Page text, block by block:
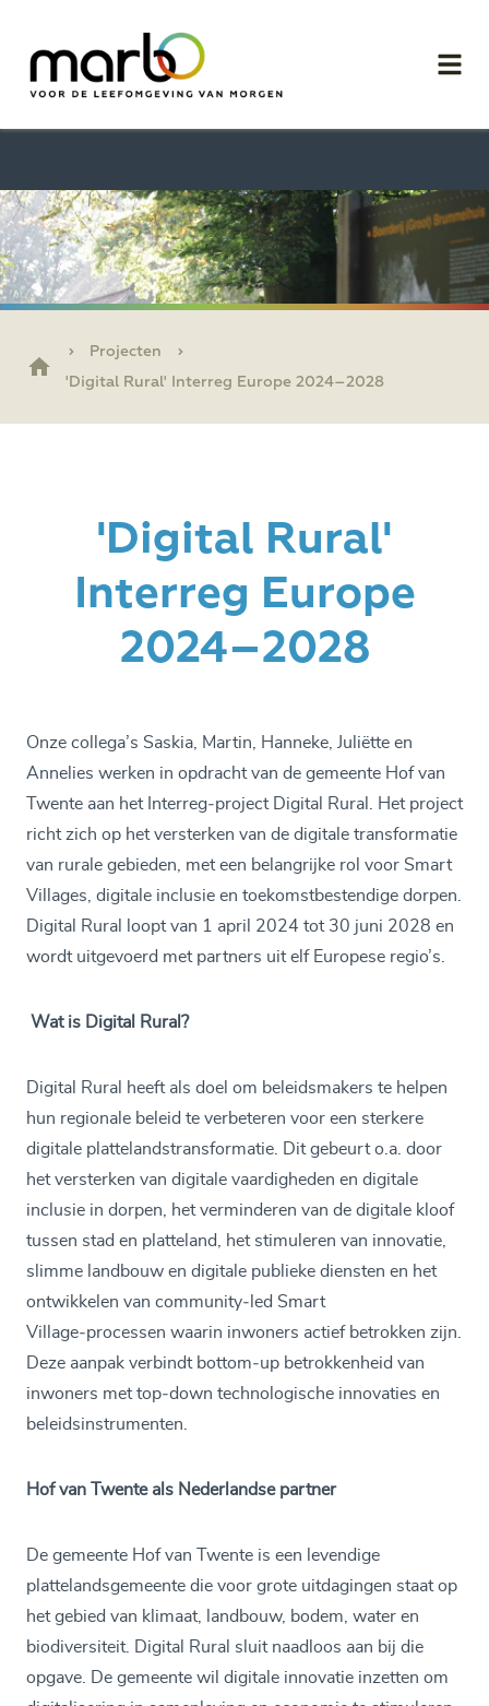
Projecten
'Digital Rural' Interreg Europe 2024–2028
'Digital Rural'
Interreg Europe
2024–2028
Onze collega’s Saskia, Martin, Hanneke, Juliëtte en
Annelies werken in opdracht van de gemeente Hof van
Twente aan het Interreg‑project Digital Rural. Het project
richt zich op het versterken van de digitale transformatie
van rurale gebieden, met een belangrijke rol voor Smart
Villages, digitale inclusie en toekomstbestendige dorpen.
Digital Rural loopt van 1 april 2024 tot 30 juni 2028 en
wordt uitgevoerd met partners uit elf Europese regio’s.
Wat is Digital Rural?
Digital Rural heeft als doel om beleidsmakers te helpen
hun regionale beleid te verbeteren voor een sterkere
digitale plattelandstransformatie. Dit gebeurt o.a. door
het versterken van digitale vaardigheden en digitale
inclusie in dorpen, het verminderen van de digitale kloof
tussen stad en platteland, het stimuleren van innovatie,
slimme landbouw en digitale publieke diensten en het
ontwikkelen van community‑led Smart
Village‑processen waarin inwoners actief betrokken zijn.
Deze aanpak verbindt bottom‑up betrokkenheid van
inwoners met top‑down technologische innovaties en
beleidsinstrumenten.
Hof van Twente als Nederlandse partner
De gemeente Hof van Twente is een levendige
plattelandsgemeente die voor grote uitdagingen staat op
het gebied van klimaat, landbouw, bodem, water en
biodiversiteit. Digital Rural sluit naadloos aan bij die
opgave. De gemeente wil digitale innovatie inzetten om